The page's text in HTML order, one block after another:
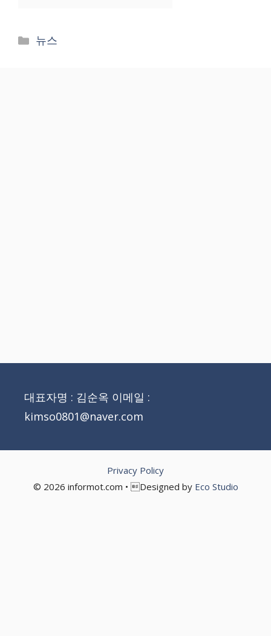
Categories
뉴스
대표자명 : 김순옥 이메일 :
kimso0801@naver.com
© 2026 informot.com • Designed by Eco Studio
Privacy Policy